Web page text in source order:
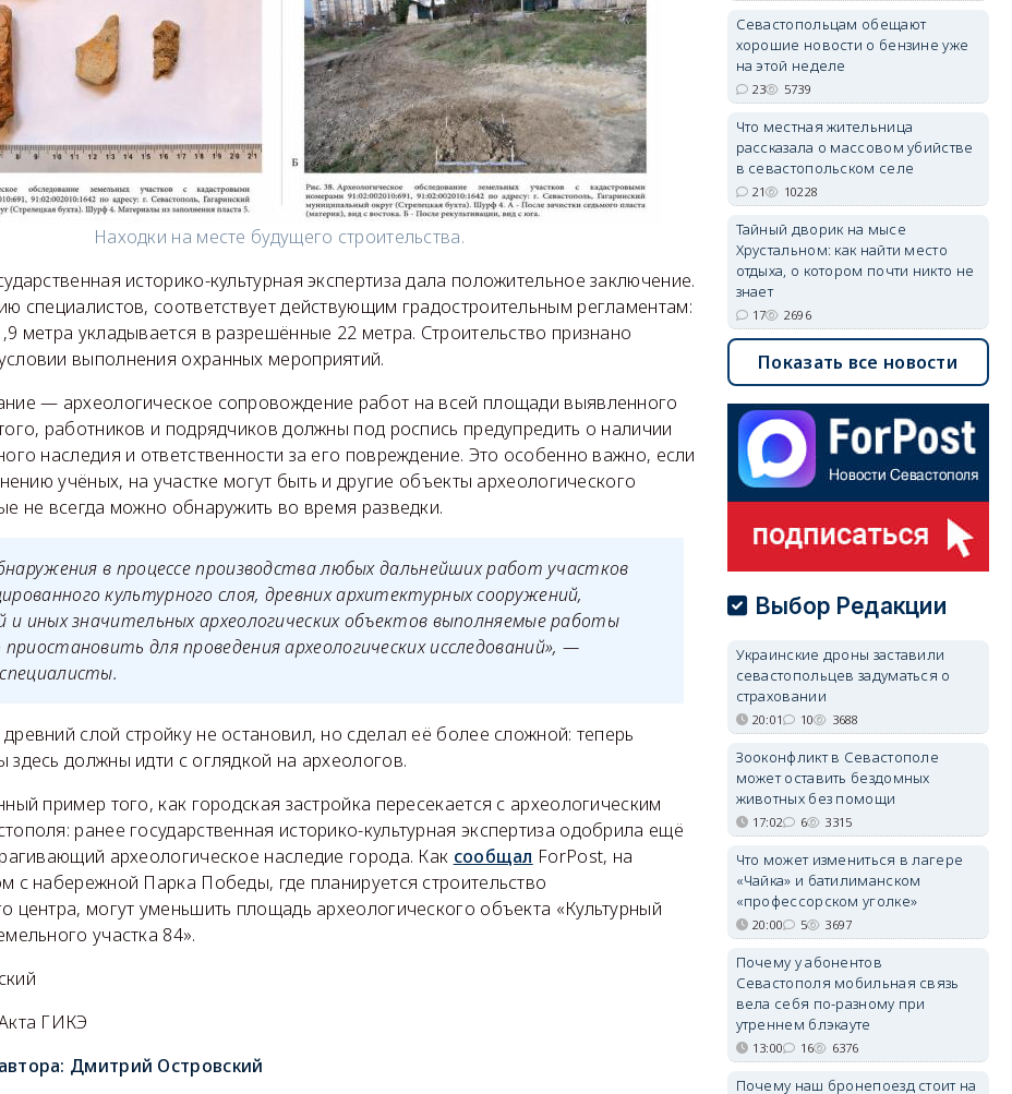
Находки на месте будущего строительства.
историко-культурная экспертиза дала положительное заключение.
специалистов, соответствует действующим градостроительным регламентам:
метра укладывается в разрешённые 22 метра. Строительство признано
выполнения охранных мероприятий.
— археологическое сопровождение работ на всей площади выявленного
работников и подрядчиков должны под роспись предупредить о наличии
наследия и ответственности за его повреждение. Это особенно важно, если
учёных, на участке могут быть и другие объекты археологического
не всегда можно обнаружить во время разведки.
в процессе производства любых дальнейших работ участков
культурного слоя, древних архитектурных сооружений,
и иных значительных археологических объектов выполняемые работы
для проведения археологических исследований», —
слой стройку не остановил, но сделал её более сложной: теперь
здесь должны идти с оглядкой на археологов.
пример того, как городская застройка пересекается с археологическим
ранее государственная историко-культурная экспертиза одобрила ещё
археологическое наследие города. Как сообщал ForPost, на
с набережной Парка Победы, где планируется строительство
центра, могут уменьшить площадь археологического объекта «Культурный
участка 84».
ГИКЭ
Дмитрий Островский
Севастопольцам обещают
хорошие новости о бензине уже
на этой неделе
23 5739
Что местная жительница
рассказала о массовом убийстве
в севастопольском селе
21 10228
Тайный дворик на мысе
Хрустальном: как найти место
отдыха, о котором почти никто не
знает
17 2696
Показать все новости
Выбор Редакции
Украинские дроны заставили
севастопольцев задуматься о
страховании
20:01 10 3688
Зооконфликт в Севастополе
может оставить бездомных
животных без помощи
17:02 6 3315
Что может измениться в лагере
«Чайка» и батилиманском
«профессорском уголке»
20:00 5 3697
Почему у абонентов
Севастополя мобильная связь
вела себя по-разному при
утреннем блэкауте
13:00 16 6376
Почему наш бронепоезд стоит на